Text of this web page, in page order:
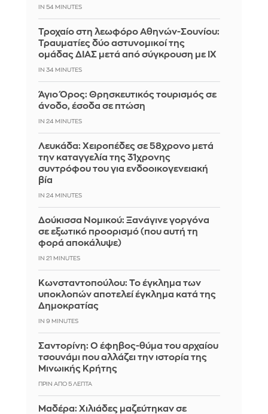
IN 54 MINUTES
Τροχαίο στη λεωφόρο Αθηνών-Σουνίου:
Τραυματίες δύο αστυνομικοί της
ομάδας ΔΙΑΣ μετά από σύγκρουση με ΙΧ
IN 34 MINUTES
Άγιο Όρος: Θρησκευτικός τουρισμός σε
άνοδο, έσοδα σε πτώση
IN 24 MINUTES
Λευκάδα: Χειροπέδες σε 58χρονο μετά
την καταγγελία της 31χρονης
συντρόφου του για ενδοοικογενειακή
βία
IN 24 MINUTES
Δούκισσα Νομικού: Ξανάγινε γοργόνα
σε εξωτικό προορισμό (που αυτή τη
φορά αποκάλυψε)
IN 21 MINUTES
Κωνσταντοπούλου: Το έγκλημα των
υποκλοπών αποτελεί έγκλημα κατά της
Δημοκρατίας
IN 9 MINUTES
Σαντορίνη: Ο έφηβος-θύμα του αρχαίου
τσουνάμι που αλλάζει την ιστορία της
Μινωικής Κρήτης
ΠΡΙΝ ΑΠΌ 5 ΛΕΠΤΆ
Μαδέρα: Χιλιάδες μαζεύτηκαν σε